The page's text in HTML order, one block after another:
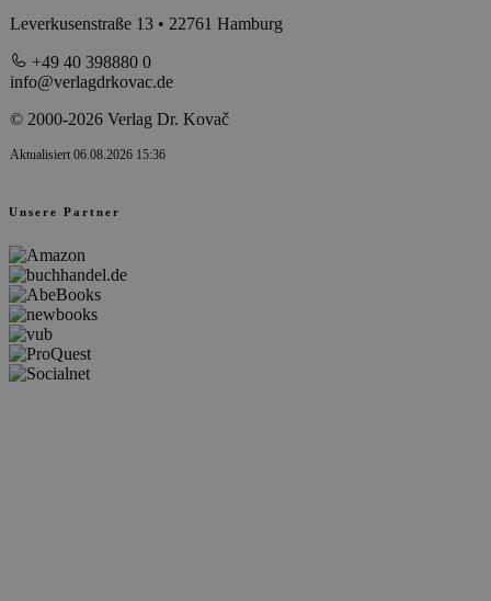
Leverkusenstraße 13 • 22761 Hamburg
+49 40 398880 0
info@verlagdrkovac.de
© 2000-2026 Verlag Dr. Kovač
Aktualisiert 06.08.2026 15:36
Unsere Partner